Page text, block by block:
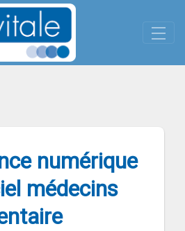
numérique : un
numérique
médecins
cookies